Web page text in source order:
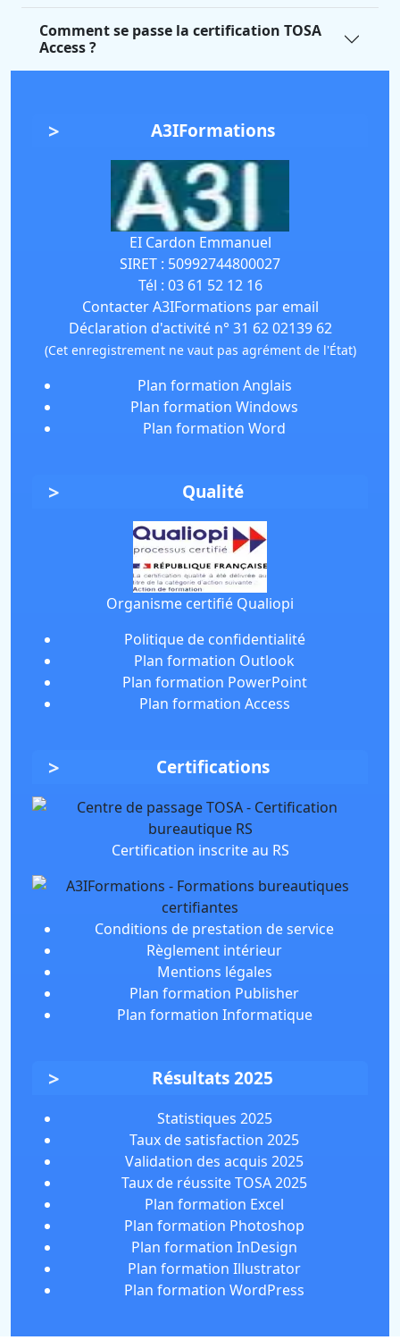
Comment se passe la certification TOSA
Access ?
A3IFormations
EI Cardon Emmanuel
SIRET : 50992744800027
Tél : 03 61 52 12 16
Contacter A3IFormations par email
Déclaration d'activité n° 31 62 02139 62
(Cet enregistrement ne vaut pas agrément de l'État)
Plan formation Anglais
Plan formation Windows
Plan formation Word
Qualité
Organisme certifié Qualiopi
Politique de confidentialité
Plan formation Outlook
Plan formation PowerPoint
Plan formation Access
Certifications
Certification inscrite au RS
Conditions de prestation de service
Règlement intérieur
Mentions légales
Plan formation Publisher
Plan formation Informatique
Résultats 2025
Statistiques 2025
Taux de satisfaction 2025
Validation des acquis 2025
Taux de réussite TOSA 2025
Plan formation Excel
Plan formation Photoshop
Plan formation InDesign
Plan formation Illustrator
Plan formation WordPress